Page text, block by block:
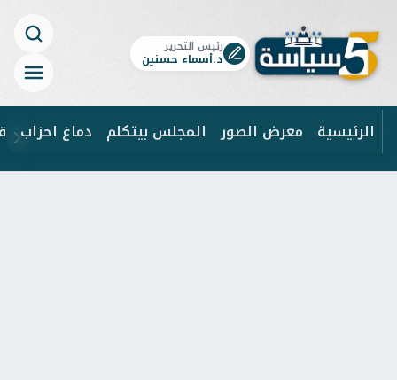
رئيس التحرير
د.أسماء حسنين
الرئيسية معرض الصور المجلس بيتكلم دماغ احزاب